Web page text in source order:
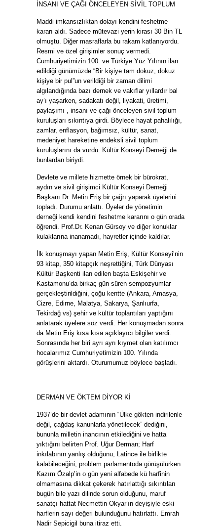
İNSANI VE ÇAĞI ÖNCELEYEN SİVİL TOPLUM
Maddi imkansızlıktan dolayı kendini feshetme
kararı aldı. Sadece mütevazi yerin kirası 30 Bin TL
olmuştu. Diğer masraflarla bu rakam katlanıyordu.
Resmi ve özel girişimler sonuç vermedi.
Cumhuriyetimizin 100. ve Türkiye Yüz Yılının ilan
edildiği günümüzde “Bir kişiye tam dokuz, dokuz
kişiye bir pul”un verildiği bir zaman dilimi
algılandığında bazı dernek ve vakıflar yıllardır bal
ay’ı yaşarken, sadakatı değil, liyakati, üretimi,
paylaşımı , insanı ve çağı önceleyen sivil toplum
kuruluşları sıkıntıya girdi. Böylece hayat pahalılığı,
zamlar, enflasyon, bağımsız, kültür, sanat,
medeniyet hareketine endeksli sivil toplum
kuruluşlarını da vurdu. Kültür Konseyi Derneği de
bunlardan biriydi.
Devlete ve millete hizmette örnek bir bürokrat,
aydın ve sivil girişimci Kültür Konseyi Derneği
Başkanı Dr. Metin Eriş bir çağrı yaparak üyelerini
topladı. Durumu anlattı. Üyeler de yönetimin
derneği kendi kendini feshetme kararını o gün orada
öğrendi. Prof.Dr. Kenan Gürsoy ve diğer konuklar
kulaklarına inanamadı, hayretler içinde kaldılar.
İlk konuşmayı yapan Metin Eriş, Kültür Konseyi’nin
93 kitap, 350 kitapçık neşrettiğini, Türk Dünyası
Kültür Başkenti ilan edilen başta Eskişehir ve
Kastamonu’da birkaç gün süren sempozyumlar
gerçekleştirildiğini, çoğu kentte (Ankara, Amasya,
Cizre, Edirne, Malatya, Sakarya, Şanlıurfa,
Tekirdağ vs) şehir ve kültür toplantıları yaptığını
anlatarak üyelere söz verdi. Her konuşmadan sonra
da Metin Eriş kısa kısa açıklayıcı bilgiler verdi.
Sonrasında her biri ayrı ayrı kıymet olan katılımcı
hocalarımız Cumhuriyetimizin 100. Yılında
görüşlerini aktardı. Oturumumuz böylece başladı.
DERMAN VE ÖKTEM DİYOR Kİ
1937’de bir devlet adamının “Ülke gökten indirilenle
değil, çağdaş kanunlarla yönetilecek” dediğini,
bununla milletin inancının etkilediğini ve hatta
yıktığını belirten Prof. Uğur Derman; Harf
inkılabının yanlış olduğunu, Latince ile birlikte
kalabileceğini, problem parlamentoda görüşülürken
Kazım Özalp’in o gün yeni alfabede kü harfinin
olmamasına dikkat çekerek hatırlattığı sıkıntıları
bugün bile yazı dilinde sorun olduğunu, maruf
sanatçı hattat Necmettin Okyar’ın deyişiyle eski
harflerin sayı değeri bulunduğunu hatırlattı. Emrah
Nadir Sepicigil buna itiraz etti.